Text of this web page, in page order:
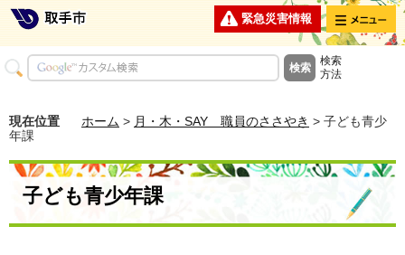
緊急災害情報 メニュー
検索
方法
現在位置 ホーム > 月・木・SAY 職員のささやき > 子ども青少
年課
子ども青少年課